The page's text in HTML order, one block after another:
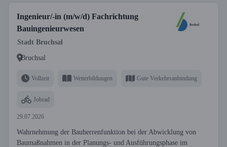
Ingenieur/-in (m/w/d) Fachrichtung
Bauingenieurwesen
Stadt Bruchsal
Bruchsal
Vollzeit Weiterbildungen Gute Verkehrsanbindung
Jobrad
29.07.2026
Wahrnehmung der Bauherrenfunktion bei der Abwicklung von
Baumaßnahmen in der Planungs- und Ausführungsphase im